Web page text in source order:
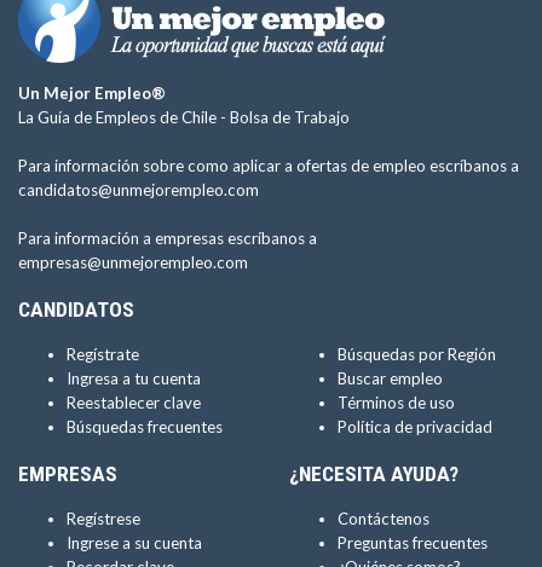
Un Mejor Empleo®
La Guía de Empleos de Chile - Bolsa de Trabajo
Para información sobre como aplicar a ofertas de empleo escríbanos a
candidatos@unmejorempleo.com
Para información a empresas escríbanos a
empresas@unmejorempleo.com
CANDIDATOS
Regístrate
Ingresa a tu cuenta
Reestablecer clave
Búsquedas frecuentes
Búsquedas por Región
Buscar empleo
Términos de uso
Política de privacidad
EMPRESAS
Regístrese
Ingrese a su cuenta
¿NECESITA AYUDA?
Contáctenos
Preguntas frecuentes